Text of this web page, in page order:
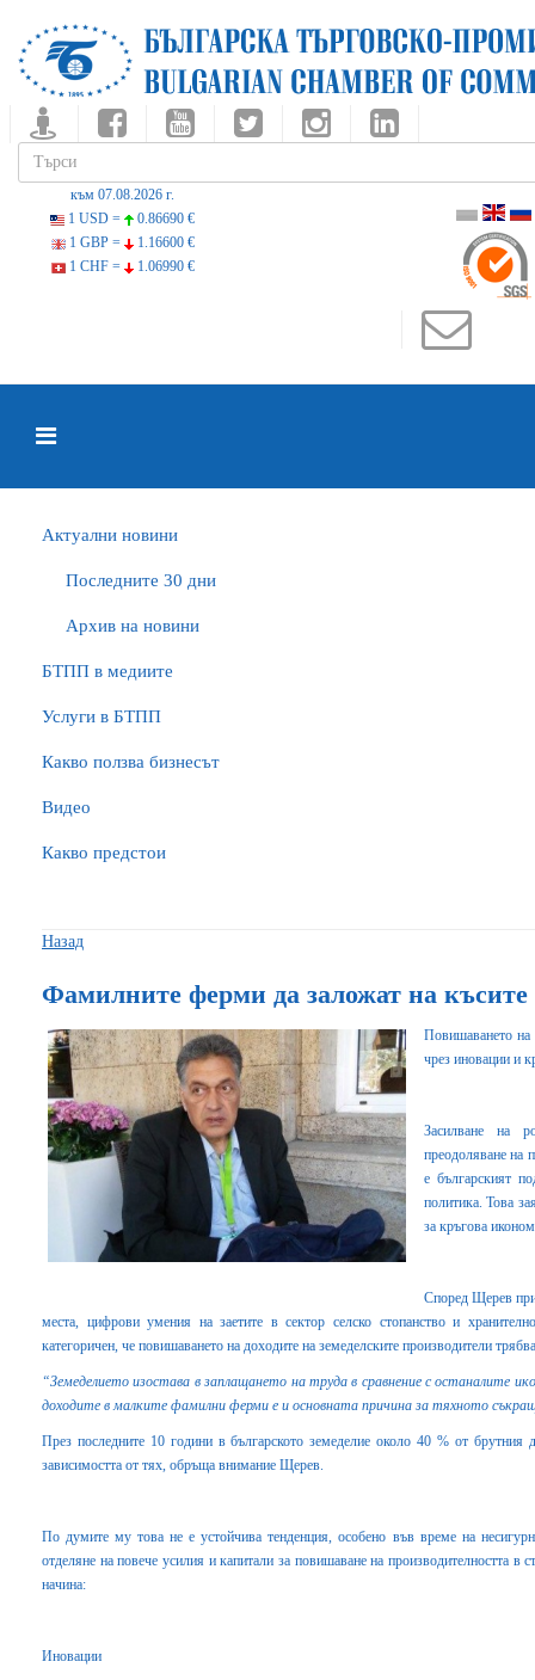
към 07.08.2026 г.
1 USD =
0.86690 €
1 GBP =
1.16600 €
1 CHF =
1.06990 €
Актуални новини
Последните 30 дни
Архив на новини
БTПП в медиите
Услуги в БТПП
Какво ползва бизнесът
Видео
Какво предстои
Назад
Фамилните ферми да заложат на късите
Повишаването на
чрез иновации и
Засилване на
преодоляване на
е българският
политика. Това
за кръгова
Според Щерев
места, цифрови умения на заетите в сектор селско стопанство и
категоричен, че повишаването на доходите на земеделските производители
“Земеделието изостава в заплащането на труда в сравнение с останалите
доходите в малките фамилни ферми е и основната причина за тяхното
През последните 10 години в българското земеделие около 40 % от брутния
зависимостта от тях, обръща внимание Щерев.
По думите му това не е устойчива тенденция, особено във време на
отделяне на повече усилия и капитали за повишаване на производителността
начина:
Иновации